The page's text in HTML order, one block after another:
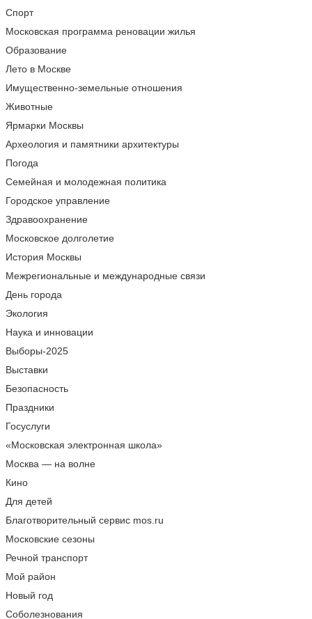
Спорт
Московская программа реновации жилья
Образование
Лето в Москве
Имущественно-земельные отношения
Животные
Ярмарки Москвы
Археология и памятники архитектуры
Погода
Семейная и молодежная политика
Городское управление
Здравоохранение
Московское долголетие
История Москвы
Межрегиональные и международные связи
День города
Экология
Наука и инновации
Выборы-2025
Выставки
Безопасность
Праздники
Госуслуги
«Московская электронная школа»
Москва — на волне
Кино
Для детей
Благотворительный сервис mos.ru
Московские сезоны
Речной транспорт
Мой район
Новый год
Соболезнования